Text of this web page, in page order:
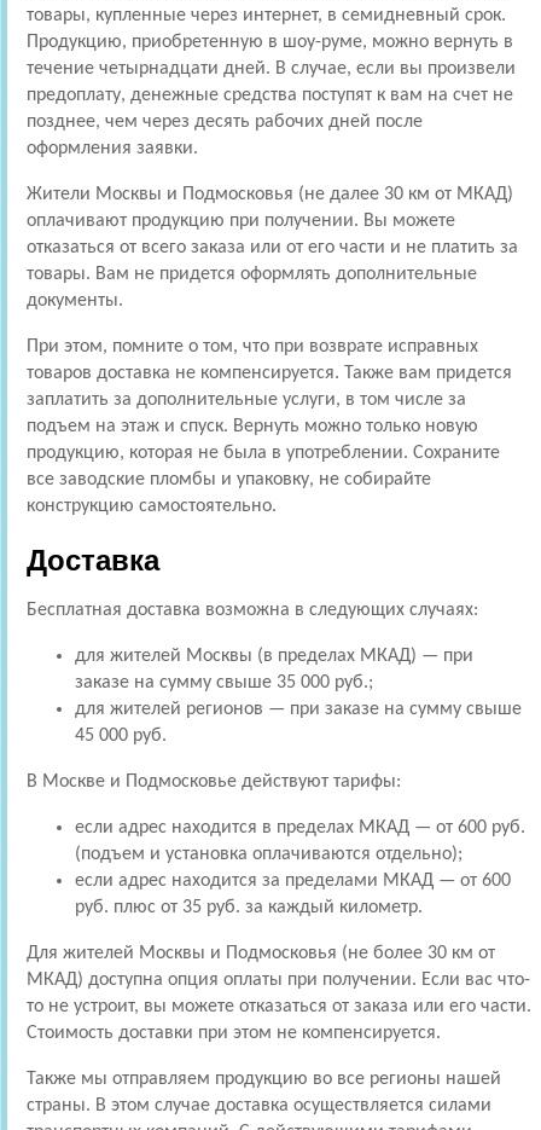
товары, купленные через интернет, в семидневный срок.
Продукцию, приобретенную в шоу-руме, можно вернуть в
течение четырнадцати дней. В случае, если вы произвели
предоплату, денежные средства поступят к вам на счет не
позднее, чем через десять рабочих дней после
оформления заявки.
Жители Москвы и Подмосковья (не далее 30 км от МКАД)
оплачивают продукцию при получении. Вы можете
отказаться от всего заказа или от его части и не платить за
товары. Вам не придется оформлять дополнительные
документы.
При этом, помните о том, что при возврате исправных
товаров доставка не компенсируется. Также вам придется
заплатить за дополнительные услуги, в том числе за
подъем на этаж и спуск. Вернуть можно только новую
продукцию, которая не была в употреблении. Сохраните
все заводские пломбы и упаковку, не собирайте
конструкцию самостоятельно.
Доставка
Бесплатная доставка возможна в следующих случаях:
для жителей Москвы (в пределах МКАД) — при
заказе на сумму свыше 35 000 руб.;
для жителей регионов — при заказе на сумму свыше
45 000 руб.
В Москве и Подмосковье действуют тарифы:
если адрес находится в пределах МКАД — от 600 руб.
(подъем и установка оплачиваются отдельно);
если адрес находится за пределами МКАД — от 600
руб. плюс от 35 руб. за каждый километр.
Для жителей Москвы и Подмосковья (не более 30 км от
МКАД) доступна опция оплаты при получении. Если вас что-
то не устроит, вы можете отказаться от заказа или его части.
Стоимость доставки при этом не компенсируется.
Также мы отправляем продукцию во все регионы нашей
страны. В этом случае доставка осуществляется силами